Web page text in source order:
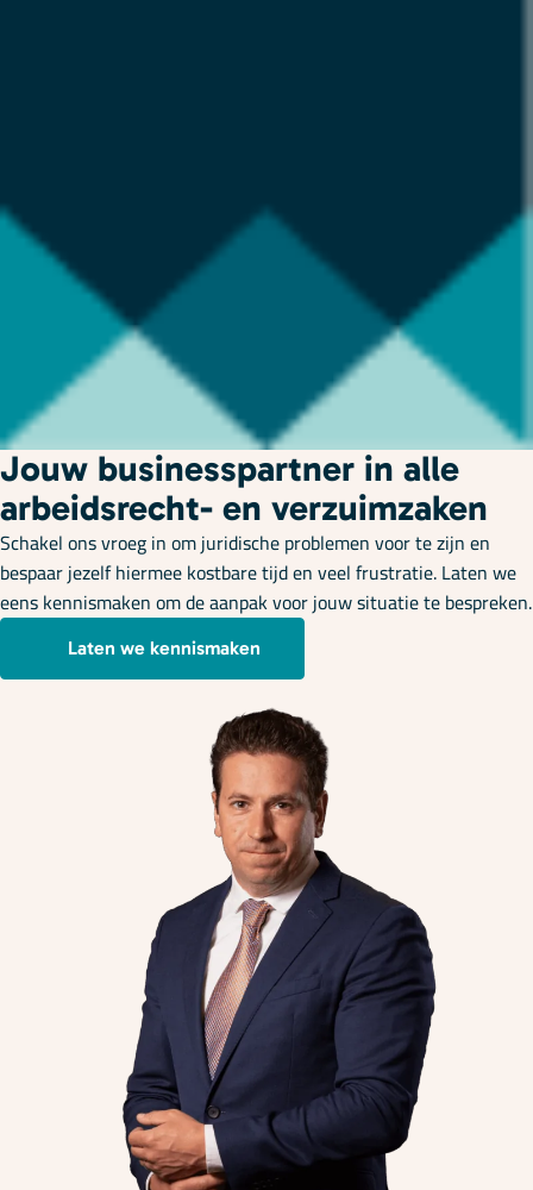
Jouw businesspartner in alle
arbeidsrecht- en verzuimzaken
Schakel ons vroeg in om juridische problemen voor te zijn en
bespaar jezelf hiermee kostbare tijd en veel frustratie. Laten we
eens kennismaken om de aanpak voor jouw situatie te bespreken.
Laten we kennismaken